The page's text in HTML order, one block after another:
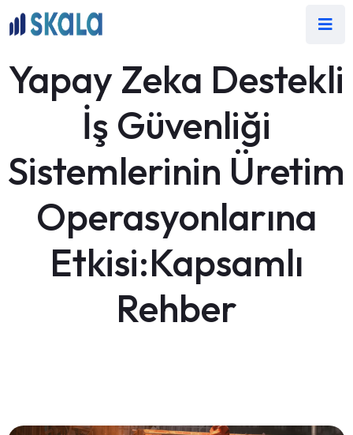
Yapay Zeka Destekli
İş Güvenliği
Sistemlerinin Üretim
Operasyonlarına
Etkisi:Kapsamlı
Rehber